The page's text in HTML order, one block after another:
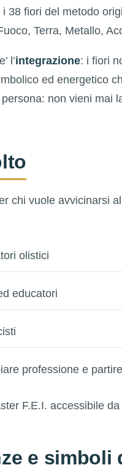
38 fiori del metodo
Terra, Metallo,
l’integrazione: i fiori
ed energetico
non vieni mai
chi vuole avvicinarsi
olistici
educatori
professione e
e